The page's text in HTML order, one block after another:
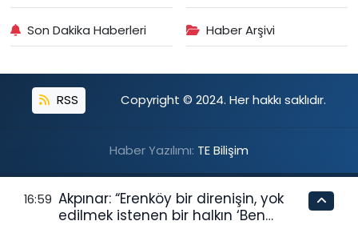
Son Dakika Haberleri Haber Arşivi
RSS Copyright © 2024. Her hakkı saklıdır.
Haber Yazılımı: TE Bilişim
16:59 Akpınar: “Erenköy bir direnişin, yok
edilmek istenen bir halkın ‘Ben